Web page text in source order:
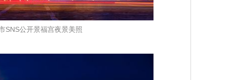
SNS公开景福宫夜景美照